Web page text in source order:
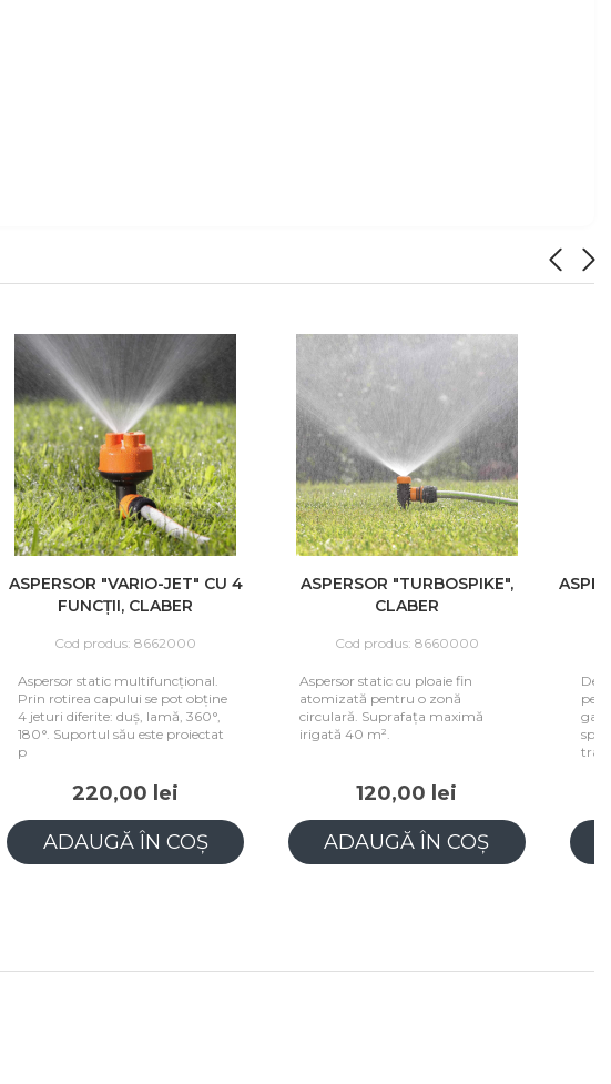
ASPERSOR "VARIO-JET" CU 4
FUNCȚII, CLABER
Cod produs: 8662000
Aspersor static multifuncțional.
Prin rotirea capului se pot obține
4 jeturi diferite: duș, lamă, 360°,
180°. Suportul său este proiectat
p
220,00 lei
ADAUGĂ ÎN COȘ
ASPERSOR "TURBOSPIKE",
CLABER
Cod produs: 8660000
Aspersor static cu ploaie fin
atomizată pentru o zonă
circulară. Suprafața maximă
irigată 40 m².
120,00 lei
ADAUGĂ ÎN COȘ